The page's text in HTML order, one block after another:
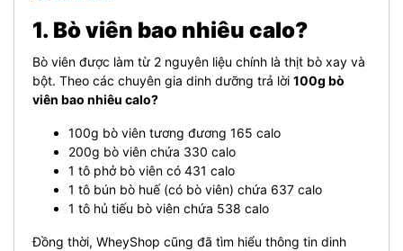
1. Bò viên bao nhiêu calo?
Bò viên được làm từ 2 nguyên liệu chính là thịt bò xay và
bột. Theo các chuyên gia dinh dưỡng trả lời 100g bò
viên bao nhiêu calo?
100g bò viên tương đương 165 calo
200g bò viên chứa 330 calo
1 tô phở bò viên có 431 calo
1 tô bún bò huế (có bò viên) chứa 637 calo
1 tô hủ tiếu bò viên chứa 538 calo
Đồng thời, WheyShop cũng đã tìm hiểu thông tin dinh